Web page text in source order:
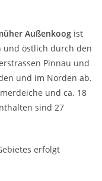
Außenkoog ist
und östlich durch den
Pinnau und
und im Norden ab.
und ca. 18
sind 27
erfolgt